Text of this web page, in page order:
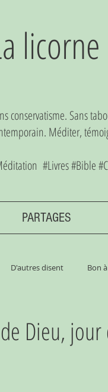
conservatisme. Sans
Méditer,
#Livres #Bible
PARTAGES
D'autres disent Bon
Dieu,